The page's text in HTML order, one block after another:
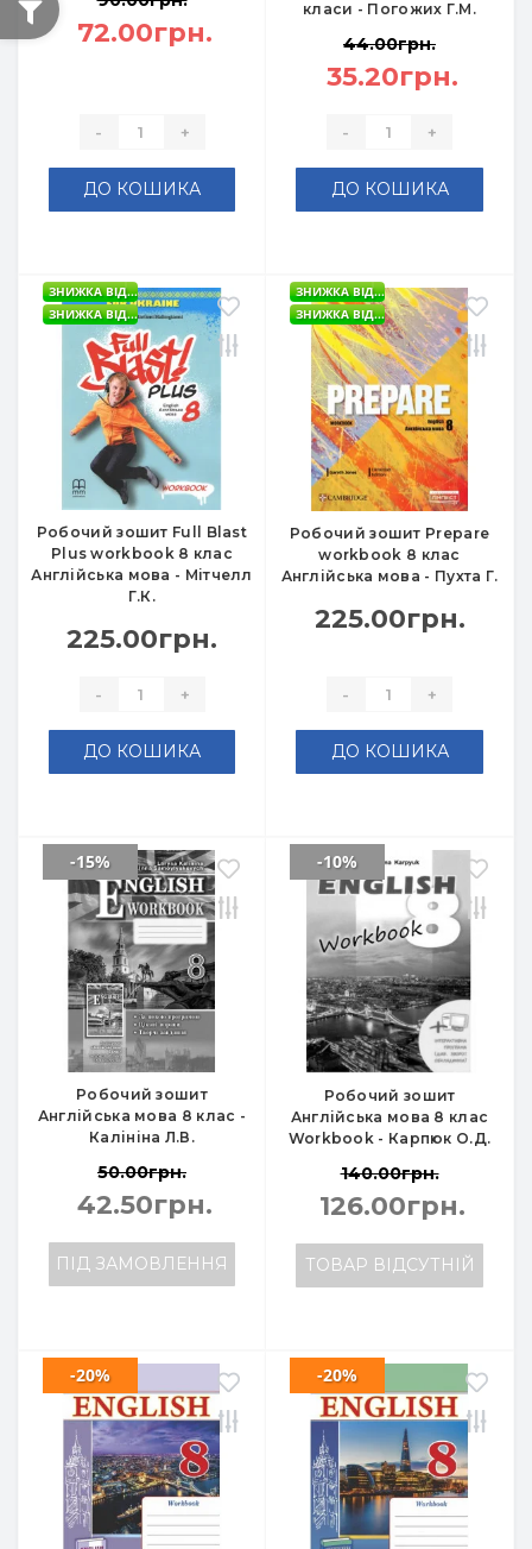
72.00грн.
- +
ДО КОШИКА
класи - Погожих Г.М.
44.00грн.
35.20грн.
- +
ДО КОШИКА
Робочий зошит Full Blast
Plus workbook 8 клас
Англійська мова - Мітчелл
Г.К.
ЗНИЖКА ВІД...
ЗНИЖКА ВІД...
225.00грн.
- +
ДО КОШИКА
Робочий зошит Prepare
workbook 8 клас
Англійська мова - Пухта Г.
ЗНИЖКА ВІД...
ЗНИЖКА ВІД...
225.00грн.
- +
ДО КОШИКА
Робочий зошит
Англійська мова 8 клас -
Калініна Л.В.
-15%
50.00грн.
42.50грн.
ПІД ЗАМОВЛЕННЯ
Робочий зошит
Англійська мова 8 клас
Workbook - Карпюк О.Д.
-10%
140.00грн.
126.00грн.
ТОВАР ВІДСУТНІЙ
-20% -20%